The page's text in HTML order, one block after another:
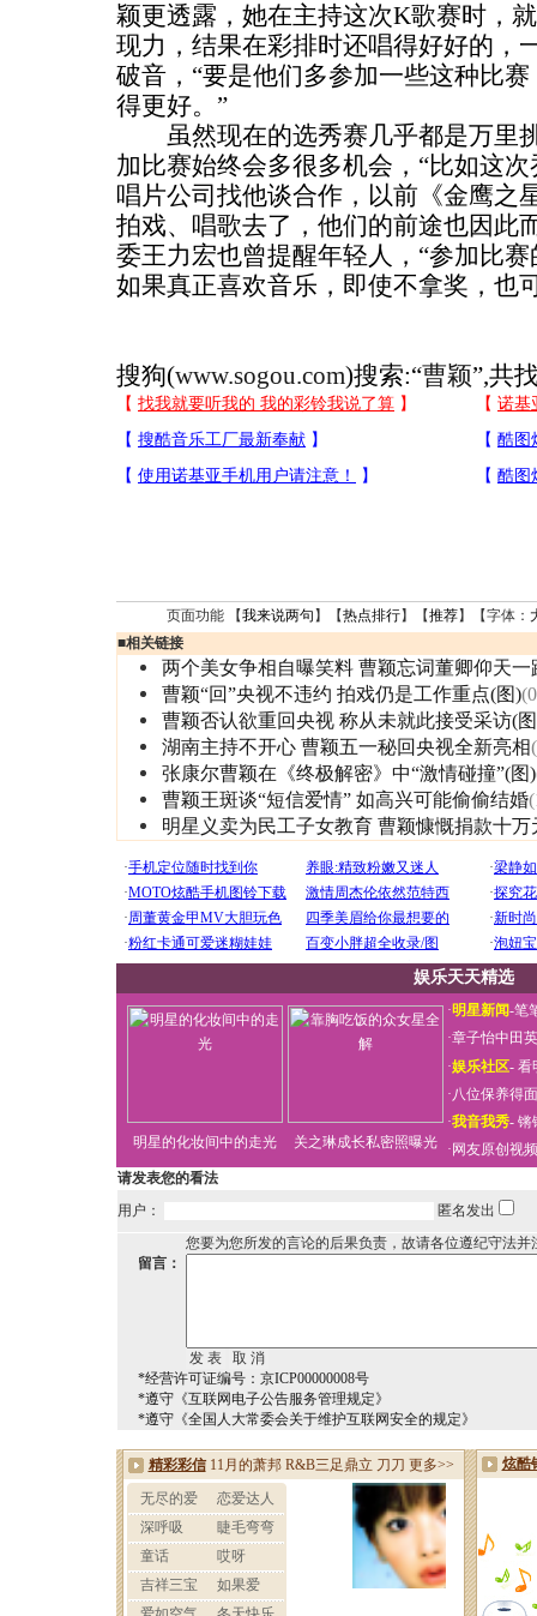
颖更透露，她在主持这次K歌赛时，
现力，结果在彩排时还唱得好好的，
破音，“要是他们多参加一些这种比
得更好。”
虽然现在的选秀赛几乎都是万里
加比赛始终会多很多机会，“比如这
唱片公司找他谈合作，以前《金鹰之
拍戏、唱歌去了，他们的前途也因此
委王力宏也曾提醒年轻人，“参加比
如果真正喜欢音乐，即使不拿奖，也
搜狗(www.sogou.com)搜索:“曹颖”,共
页面功能 【我来说两句 】【热点排行】【推荐】【字体：
■相关链接
两个美女争相自曝笑料 曹颖忘词董卿仰天一
曹颖“回”央视不违约 拍戏仍是工作重点(图)
曹颖否认欲重回央视 称从未就此接受采访(
湖南主持不开心 曹颖五一秘回央视全新亮相
张康尔曹颖在《终极解密》中“激情碰撞”(图)
曹颖王斑谈“短信爱情” 如高兴可能偷偷结婚
明星义卖为民工子女教育 曹颖慷慨捐款十万
娱乐天天精选
明星的化妆间中的走光 关之琳成长私密照曝光
·明星新闻-笔
·章子怡中田
·娱乐社区- 看
·八位保养得
·我音我秀- 锵
· 网友原创视
请发表您的看法
用户：
匿名发出
您要为您所发的言论的后果负责，故请各位遵纪守法并
留言：
*经营许可证编号：京ICP00000008号
*遵守《互联网电子公告服务管理规定》
*遵守《全国人大常委会关于维护互联网安全的规定》